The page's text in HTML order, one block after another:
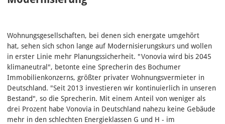
Wohnungsgesellschaften, bei denen sich energate umgehört
hat, sehen sich schon lange auf Modernisierungskurs und wollen
in erster Linie mehr Planungssicherheit. "Vonovia wird bis 2045
klimaneutral", betonte eine Sprecherin des Bochumer
Immobilienkonzerns, größter privater Wohnungsvermieter in
Deutschland. "Seit 2013 investieren wir kontinuierlich in unseren
Bestand", so die Sprecherin. Mit einem Anteil von weniger als
drei Prozent habe Vonovia in Deutschland nahezu keine Gebäude
mehr in den schlechten Energieklassen G und H - im